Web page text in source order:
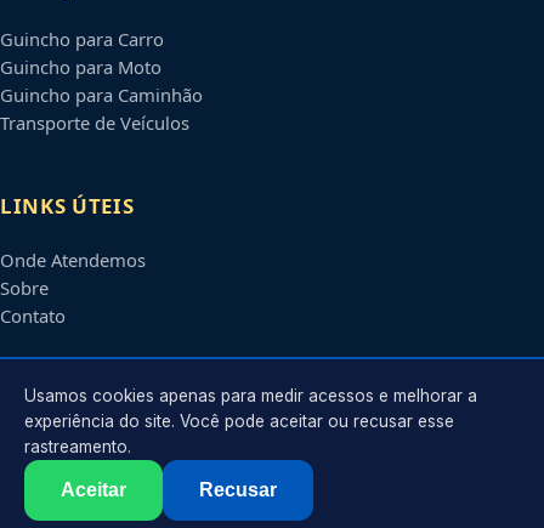
Guincho para Carro
Guincho para Moto
Guincho para Caminhão
Transporte de Veículos
LINKS ÚTEIS
Onde Atendemos
Sobre
Contato
CONTATO
Atendimento em
contato@guinchosmogidascruzes.com.br
2026 Mogi das Cruzes
. Todos os direitos reservados.
Usamos cookies apenas para medir acessos e melhorar a
experiência do site. Você pode aceitar ou recusar esse
rastreamento.
Aceitar Recusar